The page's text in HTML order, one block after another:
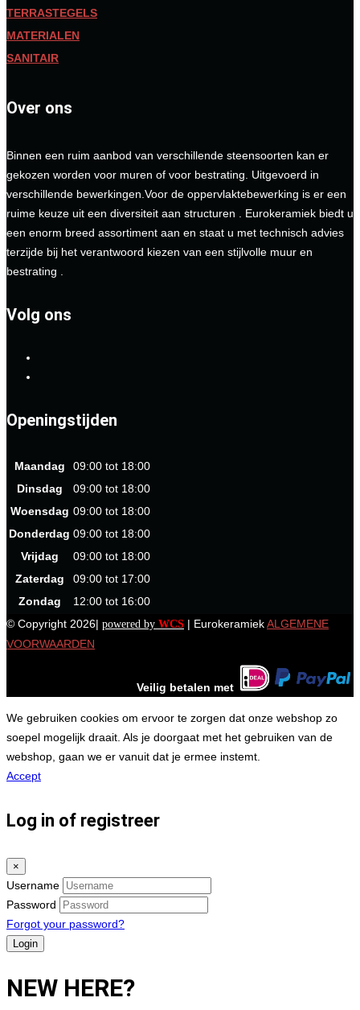
TERRASTEGELS
MATERIALEN
SANITAIR
Over ons
Binnen een ruim aanbod van verschillende steensoorten kan er
gekozen worden voor muren of voor bestrating. Uitgevoerd in
verschillende bewerkingen.Voor de oppervlaktebewerking is er een
ruime keuze uit een diversiteit aan structuren . Eurokeramiek biedt u
een enorm breed assortiment aan en staat u met technisch advies
terzijde bij het verantwoord kiezen van een stijlvolle muur en
bestrating .
Volg ons
Openingstijden
Maandag
09:00 tot 18:00
Dinsdag
09:00 tot 18:00
Woensdag 09:00 tot 18:00
Donderdag 09:00 tot 18:00
Vrijdag
09:00 tot 18:00
Zaterdag
09:00 tot 17:00
Zondag
12:00 tot 16:00
© Copyright 2026| powered by WCS | EurokeramiekALGEMENE
VOORWAARDEN
Veilig betalen met
We gebruiken cookies om ervoor te zorgen dat onze webshop zo
soepel mogelijk draait. Als je doorgaat met het gebruiken van de
webshop, gaan we er vanuit dat je ermee instemt.
Accept
Log in of registreer
×
Username
Password
Forgot your password?
NEW HERE?